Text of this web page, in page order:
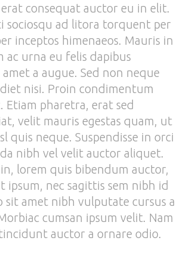
consequat auctor eu in elit.
sociosqu ad litora torquent per
inceptos himenaeos. Mauris in
ac urna eu felis dapibus
a augue. Sed non neque
nisi. Proin condimentum
pharetra, erat sed
velit mauris egestas quam, ut
quis neque. Suspendisse in orci
nibh vel velit auctor aliquet.
lorem quis bibendum auctor,
ipsum, nec sagittis sem nibh id
sit amet nibh vulputate cursus a
cumsan ipsum velit. Nam
auctor a ornare odio.